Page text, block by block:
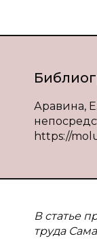
Аравина,
https://
В статье
труда